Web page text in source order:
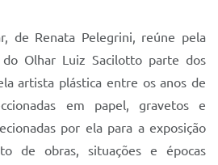
de Renata Pelegrini, reúne pela
Olhar Luiz Sacilotto parte dos
artista plástica entre os anos de
em papel, gravetos e
por ela para a exposição
de obras, situações e épocas